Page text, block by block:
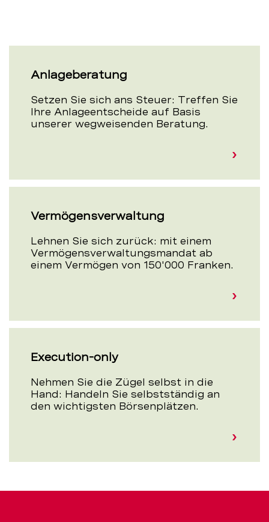
Anlageberatung
Setzen Sie sich ans Steuer: Treffen Sie
Ihre Anlageentscheide auf Basis
unserer wegweisenden Beratung.
Vermögensverwaltung
Lehnen Sie sich zurück: mit einem
Vermögensverwaltungsmandat ab
einem Vermögen von 150'000 Franken.
Execution-only
Nehmen Sie die Zügel selbst in die
Hand: Handeln Sie selbstständig an
den wichtigsten Börsenplätzen.